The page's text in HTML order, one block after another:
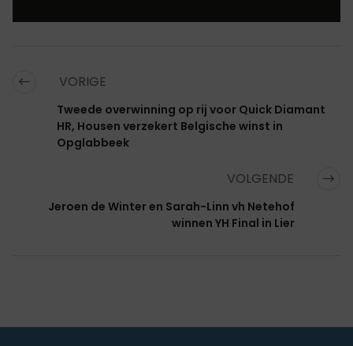
VORIGE
Tweede overwinning op rij voor Quick Diamant
HR, Housen verzekert Belgische winst in
Opglabbeek
VOLGENDE
Jeroen de Winter en Sarah-Linn vh Netehof
winnen YH Final in Lier